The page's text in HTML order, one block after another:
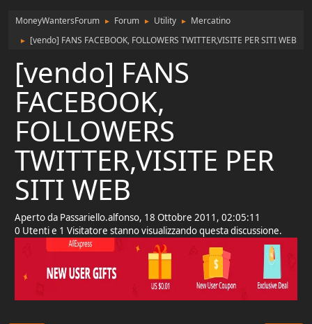
MoneyWantersForum ► Forum ► Utility ► Mercatino
► [vendo] FANS FACEBOOK, FOLLOWERS TWITTER,VISITE PER SITI WEB
[vendo] FANS
FACEBOOK,
FOLLOWERS
TWITTER,VISITE PER
SITI WEB
Aperto da Passariello.alfonso, 18 Ottobre 2011, 02:05:11
0 Utenti e 1 Visitatore stanno visualizzando questa discussione.